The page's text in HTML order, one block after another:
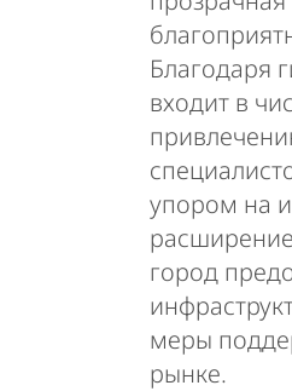
Благодаря
входит в
упором на
город
меры
рынке.